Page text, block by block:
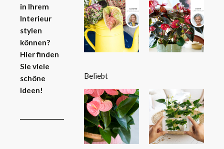
in Ihrem
Interieur
stylen
können?
Hier finden
Sie viele
schöne
Ideen!
Beliebt